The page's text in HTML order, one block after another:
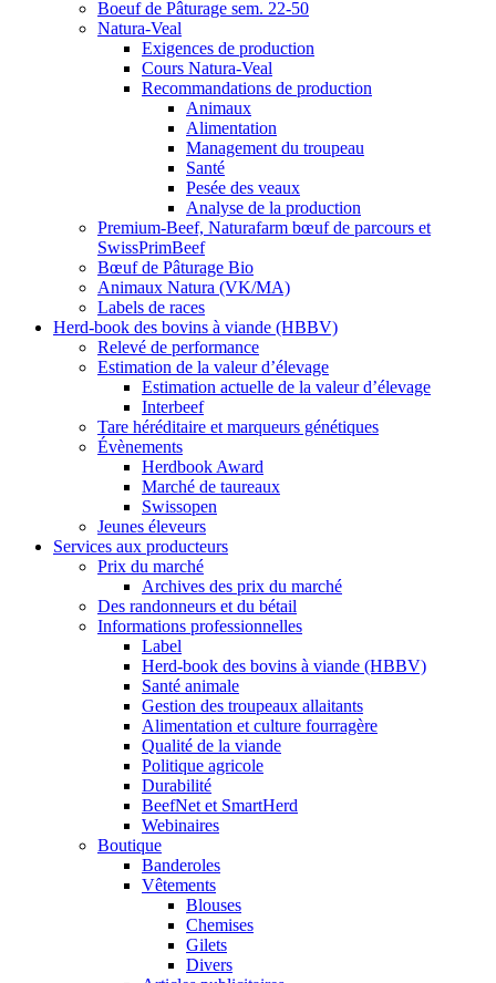
Boeuf de Pâturage sem. 22-50
Natura-Veal
Exigences de production
Cours Natura-Veal
Recommandations de production
Animaux
Alimentation
Management du troupeau
Santé
Pesée des veaux
Analyse de la production
Premium-Beef, Naturafarm bœuf de parcours et
SwissPrimBeef
Bœuf de Pâturage Bio
Animaux Natura (VK/MA)
Labels de races
Herd-book des bovins à viande (HBBV)
Relevé de performance
Estimation de la valeur d’élevage
Estimation actuelle de la valeur d’élevage
Interbeef
Tare héréditaire et marqueurs génétiques
Évènements
Herdbook Award
Marché de taureaux
Swissopen
Jeunes éleveurs
Services aux producteurs
Prix du marché
Archives des prix du marché
Des randonneurs et du bétail
Informations professionnelles
Label
Herd-book des bovins à viande (HBBV)
Santé animale
Gestion des troupeaux allaitants
Alimentation et culture fourragère
Qualité de la viande
Politique agricole
Durabilité
BeefNet et SmartHerd
Webinaires
Boutique
Banderoles
Vêtements
Blouses
Chemises
Gilets
Divers